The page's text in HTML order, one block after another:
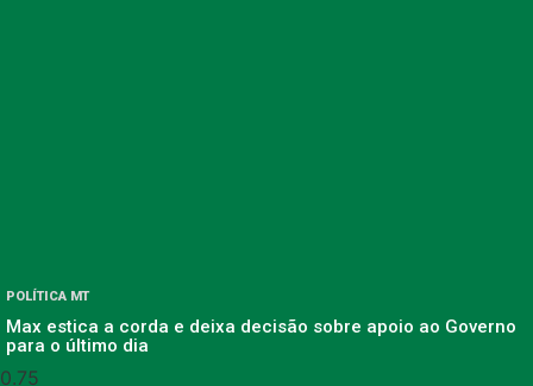
POLÍTICA MT
Max estica a corda e deixa decisão sobre apoio ao Governo
para o último dia